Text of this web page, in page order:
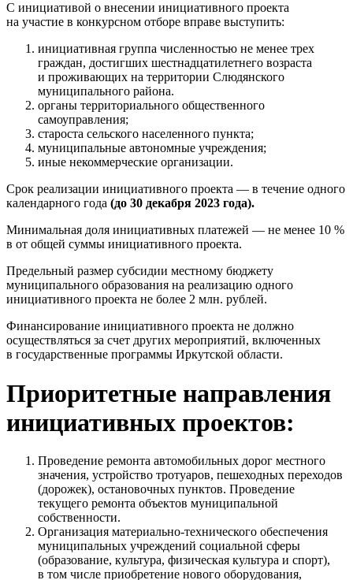
С инициативой о внесении инициативного проекта
на участие в конкурсном отборе вправе выступить:
инициативная группа численностью не менее трех
граждан, достигших шестнадцатилетнего возраста
и проживающих на территории Слюдянского
муниципального района.
органы территориального общественного
самоуправления;
староста сельского населенного пункта;
муниципальные автономные учреждения;
иные некоммерческие организации.
Срок реализации инициативного проекта — в течение одного
календарного года (до 30 декабря 2023 года).
Минимальная доля инициативных платежей — не менее 10 %
в от общей суммы инициативного проекта.
Предельный размер субсидии местному бюджету
муниципального образования на реализацию одного
инициативного проекта не более 2 млн. рублей.
Финансирование инициативного проекта не должно
осуществляться за счет других мероприятий, включенных
в государственные программы Иркутской области.
Приоритетные направления
инициативных проектов:
Проведение ремонта автомобильных дорог местного
значения, устройство тротуаров, пешеходных переходов
(дорожек), остановочных пунктов. Проведение
текущего ремонта объектов муниципальной
собственности.
Организация материально-технического обеспечения
муниципальных учреждений социальной сферы
(образование, культура, физическая культура и спорт),
в том числе приобретение нового оборудования,